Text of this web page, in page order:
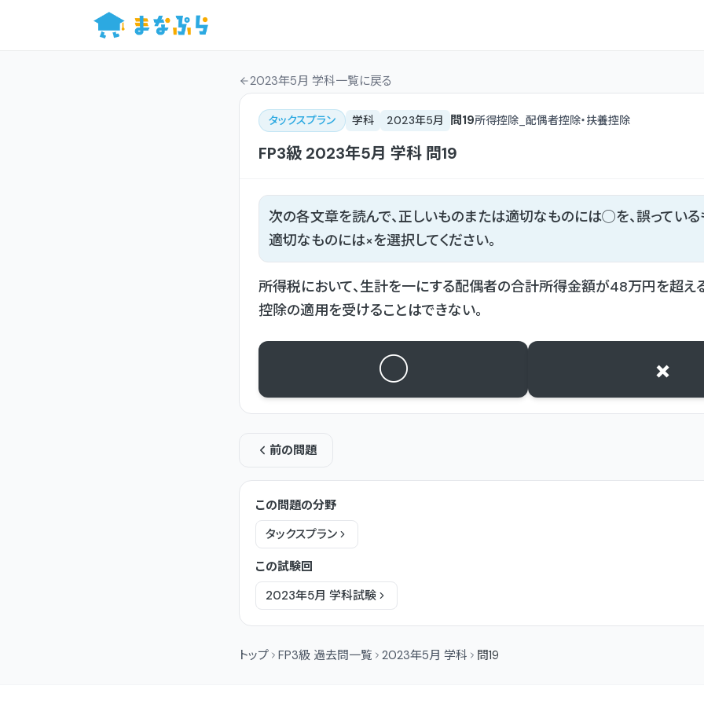
2023年5月 学科一覧に戻る
タックスプラン 学科 2023年5月 問19所得控除_配偶者控除・扶養控除
FP3級 2023年5月 学科 問19
次の各文章を読んで、正しいものまたは適切なものには◯を、誤ってい
適切なものには×を選択してください。
所得税において、生計を一にする配偶者の合計所得金額が48万円を超え
控除の適用を受けることはできない。
○ ×
前の問題
この問題の分野
タックスプラン
この試験回
2023年5月 学科試験
トップ FP3級 過去問一覧 2023年5月 学科 問19